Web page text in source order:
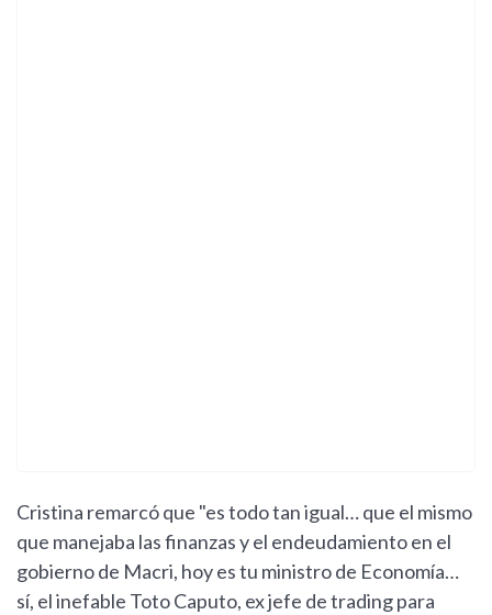
Cristina remarcó que "es todo tan igual… que el mismo
que manejaba las finanzas y el endeudamiento en el
gobierno de Macri, hoy es tu ministro de Economía…
sí, el inefable Toto Caputo, ex jefe de trading para